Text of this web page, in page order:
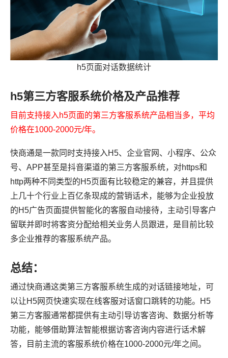
h5页面对话数据统计
h5第三方客服系统价格及产品推荐
目前支持接入h5页面的第三方客服系统产品相当多，平均
价格在1000-2000元/年。
快商通是一款同时支持接入H5、企业官网、小程序、公众
号、APP甚至是抖音渠道的第三方客服系统，对https和
http两种不同类型的H5页面有比较稳定的兼容，并且提供
上几十个行业上百亿条现成的营销话术，能够为企业投放
的H5广告页面提供智能化的客服自动接待，主动引导客户
留联并即时将客资分配给相关业务人员跟进，是目前比较
多企业推荐的客服系统产品。
总结：
通过快商通这类第三方客服系统生成的对话链接地址，可
以让H5网页快速实现在线客服对话窗口跳转的功能。H5
第三方客服通常都提供有主动引导访客咨询、数据分析等
功能，能够借助算法智能根据访客咨询内容进行话术解
答，目前主流的客服系统价格在1000-2000元/年之间。